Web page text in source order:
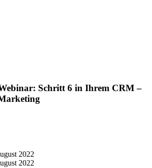
Schritt 6 in Ihrem CRM –
2022
2022